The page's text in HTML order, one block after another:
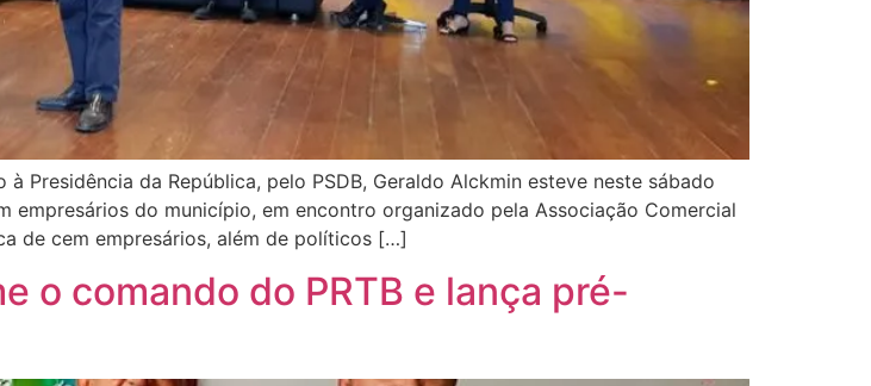
Presidência da República, pelo PSDB, Geraldo Alckmin esteve neste sábado
empresários do município, em encontro organizado pela Associação Comercial
de cem empresários, além de políticos […]
o comando do PRTB e lança pré-